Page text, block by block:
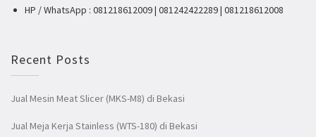
HP / WhatsApp : 081218612009 | 081242422289 | 081218612008
Recent Posts
Jual Mesin Meat Slicer (MKS-M8) di Bekasi
Jual Meja Kerja Stainless (WTS-180) di Bekasi